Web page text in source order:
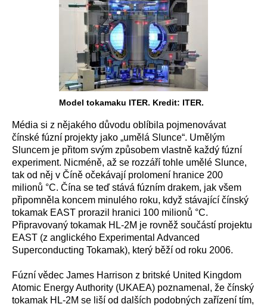
Model tokamaku ITER. Kredit: ITER.
Média si z nějakého důvodu oblíbila pojmenovávat
čínské fúzní projekty jako „umělá Slunce“. Umělým
Sluncem je přitom svým způsobem vlastně každý fúzní
experiment. Nicméně, až se rozzáří tohle umělé Slunce,
tak od něj v Číně očekávají prolomení hranice 200
milionů °C. Čína se teď stává fúzním drakem, jak všem
připomněla koncem minulého roku, když stávající čínský
tokamak EAST prorazil hranici 100 milionů °C.
Připravovaný tokamak HL-2M je rovněž součástí projektu
EAST (z anglického Experimental Advanced
Superconducting Tokamak), který běží od roku 2006.
Fúzní vědec James Harrison z britské United Kingdom
Atomic Energy Authority (UKAEA) poznamenal, že čínský
tokamak HL-2M se liší od dalších podobných zařízení tím,